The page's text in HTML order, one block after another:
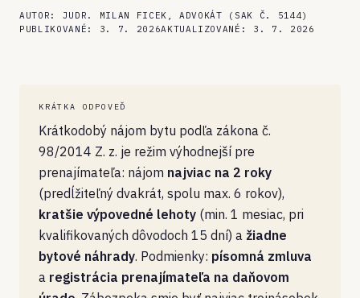
AUTOR: JUDR. MILAN FICEK, ADVOKÁT (SAK Č. 5144)
PUBLIKOVANÉ:
3. 7. 2026AKTUALIZOVANÉ: 3. 7. 2026
KRÁTKA ODPOVEĎ
Krátkodobý nájom bytu podľa zákona č.
98/2014 Z. z. je režim výhodnejší pre
prenajímateľa: nájom najviac na 2 roky
(predĺžiteľný dvakrát, spolu max. 6 rokov),
kratšie výpovedné lehoty (min. 1 mesiac, pri
kvalifikovaných dôvodoch 15 dní) a žiadne
bytové náhrady. Podmienky: písomná zmluva
a registrácia prenajímateľa na daňovom